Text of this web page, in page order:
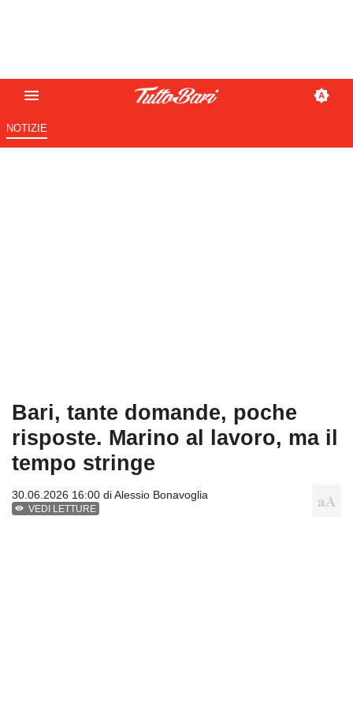
NOTIZIE
Bari, tante domande, poche
risposte. Marino al lavoro, ma il
tempo stringe
30.06.2026 16:00 diAlessio Bonavoglia
VEDI LETTURE